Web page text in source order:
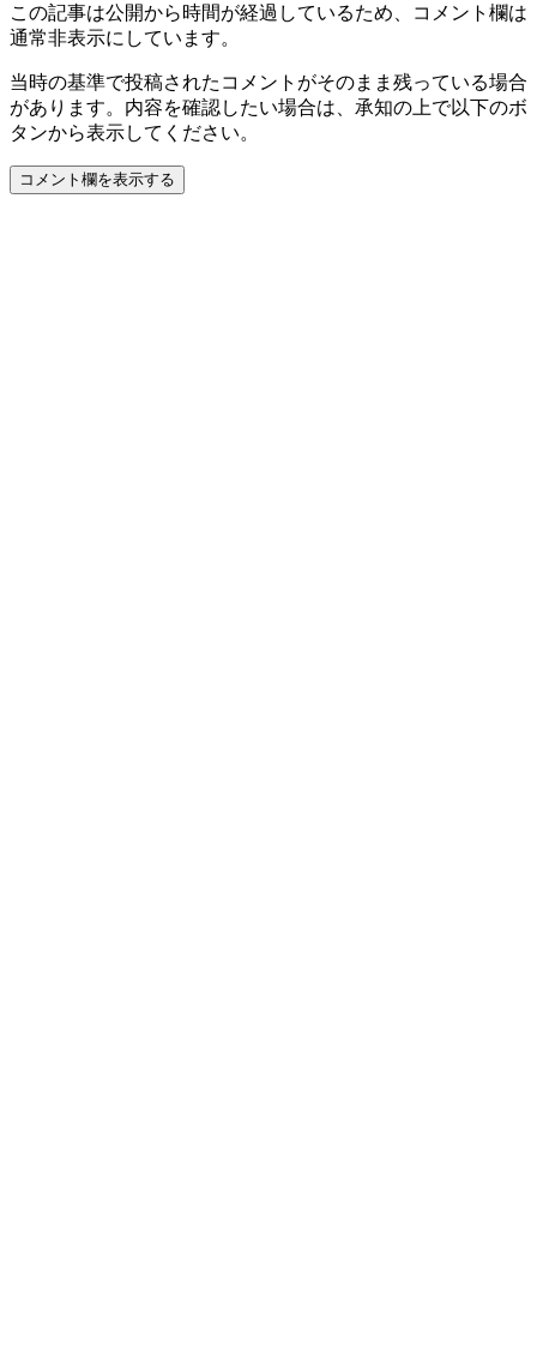
この記事は公開から時間が経過しているため、コメント欄は
通常非表示にしています。
当時の基準で投稿されたコメントがそのまま残っている場合
があります。内容を確認したい場合は、承知の上で以下のボ
タンから表示してください。
コメント欄を表示する